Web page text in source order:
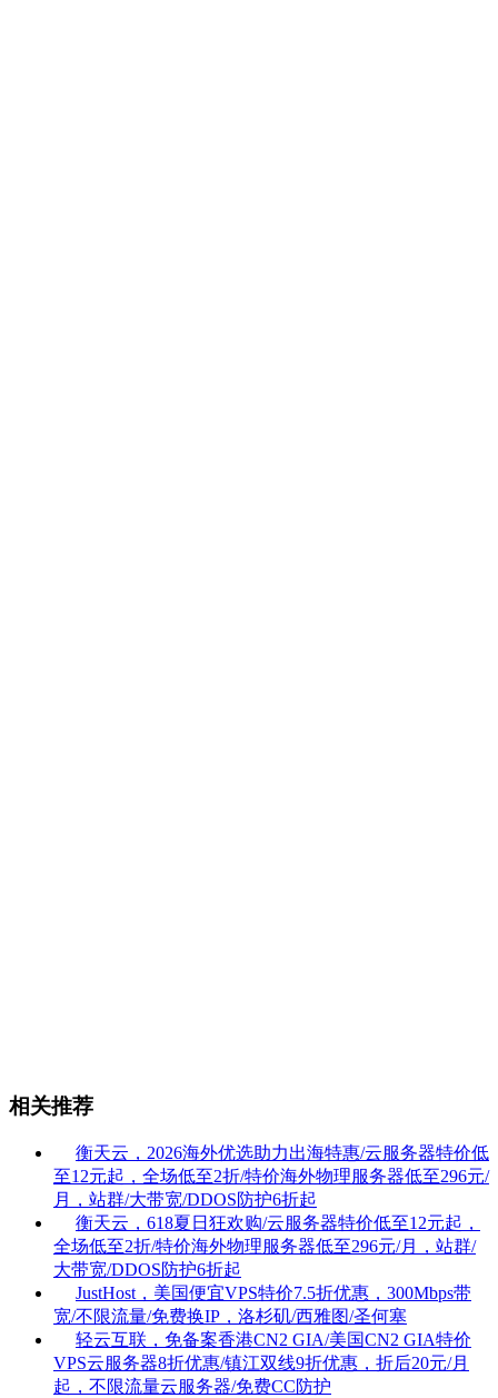
相关推荐
衡天云，2026海外优选助力出海特惠/云服务器特价低
至12元起，全场低至2折/特价海外物理服务器低至296元/
月，站群/大带宽/DDOS防护6折起
衡天云，618夏日狂欢购/云服务器特价低至12元起，
全场低至2折/特价海外物理服务器低至296元/月，站群/
大带宽/DDOS防护6折起
JustHost，美国便宜VPS特价7.5折优惠，300Mbps带
宽/不限流量/免费换IP，洛杉矶/西雅图/圣何塞
轻云互联，免备案香港CN2 GIA/美国CN2 GIA特价
VPS云服务器8折优惠/镇江双线9折优惠，折后20元/月
起，不限流量云服务器/免费CC防护